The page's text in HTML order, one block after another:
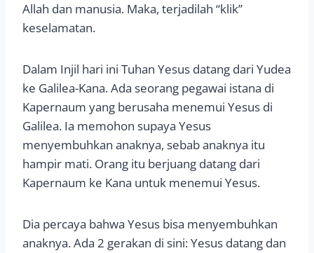
Allah dan manusia. Maka, terjadilah “klik”
keselamatan.
Dalam Injil hari ini Tuhan Yesus datang dari Yudea
ke Galilea-Kana. Ada seorang pegawai istana di
Kapernaum yang berusaha menemui Yesus di
Galilea. Ia memohon supaya Yesus
menyembuhkan anaknya, sebab anaknya itu
hampir mati. Orang itu berjuang datang dari
Kapernaum ke Kana untuk menemui Yesus.
Dia percaya bahwa Yesus bisa menyembuhkan
anaknya. Ada 2 gerakan di sini: Yesus datang dan